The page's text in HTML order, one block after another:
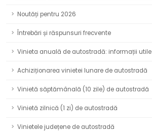
Noutăți pentru 2026
Întrebări și răspunsuri frecvente
Vinieta anuală de autostradă: informații utile
Achiziționarea vinietei lunare de autostradă
Vinietă săptămânală (10 zile) de autostradă
Vinietă zilnică (1 zi) de autostradă
Vinietele județene de autostradă